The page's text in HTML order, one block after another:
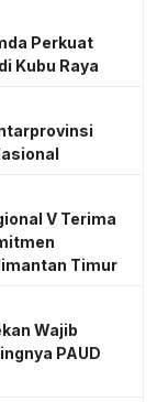
Perkuat
Kubu Raya
V Terima
Timur
Wajib
PAUD